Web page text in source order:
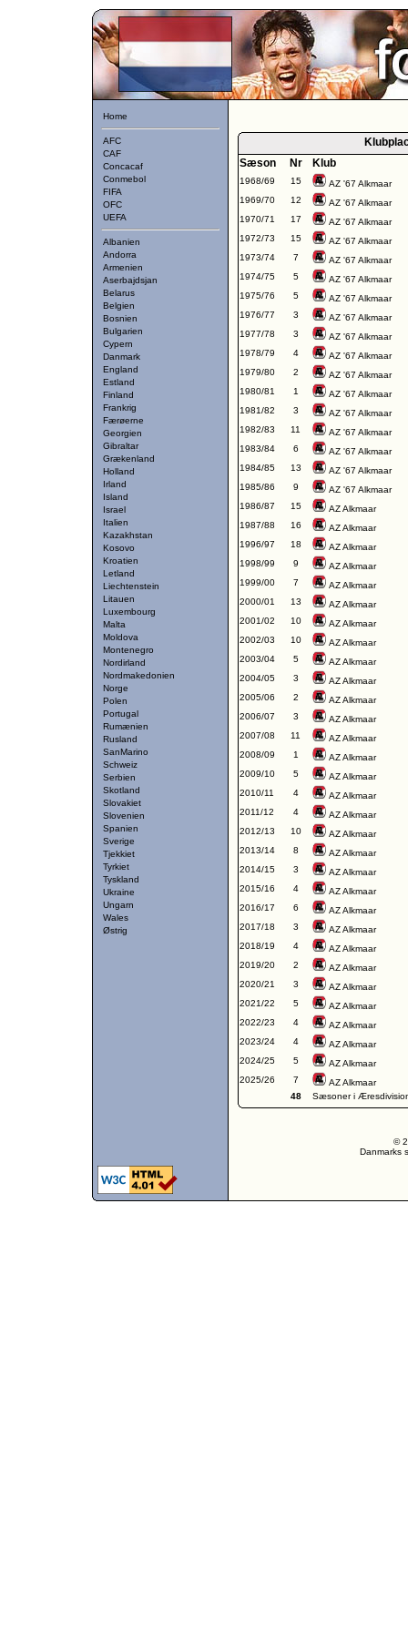
Home
AFC
CAF
Concacaf
Conmebol
FIFA
OFC
UEFA
Albanien
Andorra
Armenien
Aserbajdsjan
Belarus
Belgien
Bosnien
Bulgarien
Cypern
Danmark
England
Estland
Finland
Frankrig
Færøerne
Georgien
Gibraltar
Grækenland
Holland
Irland
Island
Israel
Italien
Kazakhstan
Kosovo
Kroatien
Letland
Liechtenstein
Litauen
Luxembourg
Malta
Moldova
Montenegro
Nordirland
Nordmakedonien
Norge
Polen
Portugal
Rumænien
Rusland
SanMarino
Schweiz
Serbien
Skotland
Slovakiet
Slovenien
Spanien
Sverige
Tjekkiet
Tyrkiet
Tyskland
Ukraine
Ungarn
Wales
Østrig
Sæson
Nr Klub
1968/69 15
AZ '67 Alkmaar
1969/70
12
AZ '67 Alkmaar
1970/71
17
AZ '67 Alkmaar
1972/73
15
AZ '67 Alkmaar
1973/74
7
AZ '67 Alkmaar
1974/75
5
AZ '67 Alkmaar
1975/76
5
AZ '67 Alkmaar
1976/77
3
AZ '67 Alkmaar
1977/78
3
AZ '67 Alkmaar
1978/79
4
AZ '67 Alkmaar
1979/80
2
AZ '67 Alkmaar
1980/81
1
AZ '67 Alkmaar
1981/82
3
AZ '67 Alkmaar
1982/83
11
AZ '67 Alkmaar
1983/84
6
AZ '67 Alkmaar
1984/85
13
AZ '67 Alkmaar
1985/86
9
AZ '67 Alkmaar
1986/87
15
AZ Alkmaar
1987/88
16
AZ Alkmaar
1996/97
18
AZ Alkmaar
1998/99
9
AZ Alkmaar
1999/00
7
AZ Alkmaar
2000/01
13
AZ Alkmaar
2001/02
10
AZ Alkmaar
2002/03
10
AZ Alkmaar
2003/04
5
AZ Alkmaar
2004/05
3
AZ Alkmaar
2005/06
2
AZ Alkmaar
2006/07
3
AZ Alkmaar
2007/08
11
AZ Alkmaar
2008/09
1
AZ Alkmaar
2009/10
5
AZ Alkmaar
2010/11
4
AZ Alkmaar
2011/12
4
AZ Alkmaar
2012/13
10
AZ Alkmaar
2013/14
8
AZ Alkmaar
2014/15
3
AZ Alkmaar
2015/16
4
AZ Alkmaar
2016/17
6
AZ Alkmaar
2017/18
3
AZ Alkmaar
2018/19
4
AZ Alkmaar
2019/20
2
AZ Alkmaar
2020/21
3
AZ Alkmaar
2021/22
5
AZ Alkmaar
2022/23
4
AZ Alkmaar
2023/24
4
AZ Alkmaar
2024/25
5
AZ Alkmaar
2025/26
7
AZ Alkmaar
48
Sæsoner i
©
Danmarks